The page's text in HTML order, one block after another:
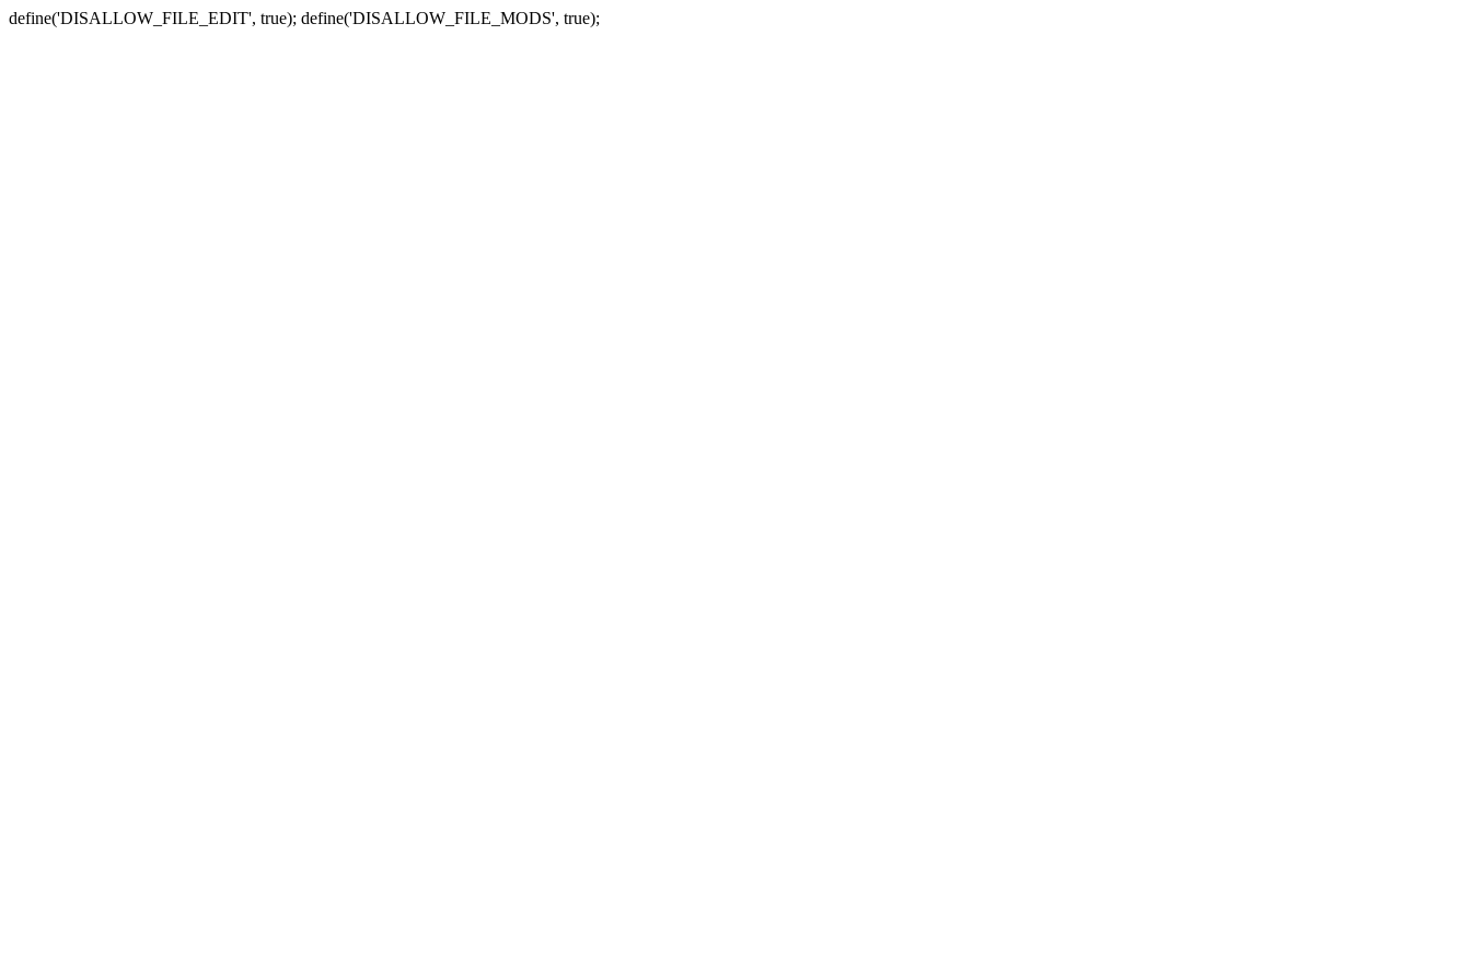
define('DISALLOW_FILE_EDIT', true); define('DISALLOW_FILE_MODS', true);